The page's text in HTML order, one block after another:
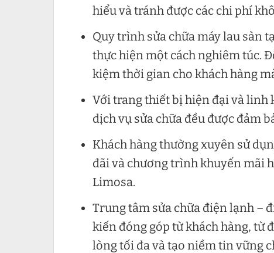
hiểu và tránh được các chi phí
Quy trình sửa chữa máy lau sàn
thực hiện một cách nghiêm túc.
kiệm thời gian cho khách hàng
Với trang thiết bị hiện đại và linh
dịch vụ sửa chữa đều được đảm
Khách hàng thường xuyên sử
đãi và chương trình khuyến mãi
Limosa.
Trung tâm sửa chữa điện lạnh –
kiến đóng góp từ khách hàng, từ
lòng tối đa và tạo niềm tin vững